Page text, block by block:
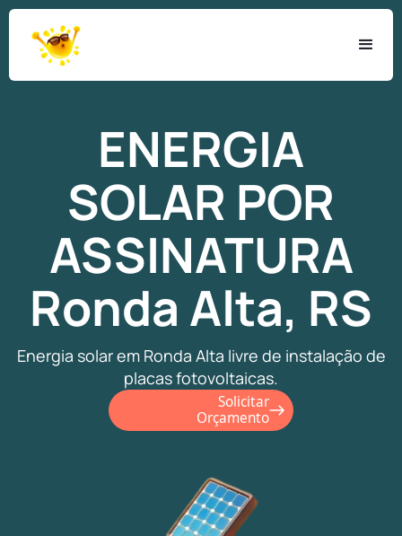
ENERGIA
SOLAR POR
ASSINATURA
Ronda Alta, RS
Energia solar em Ronda Alta livre de instalação de
placas fotovoltaicas.
Solicitar
Orçamento